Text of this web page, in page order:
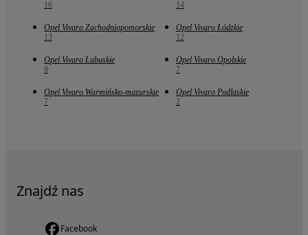
16
14
Opel Vivaro Zachodniopomorskie
13
Opel Vivaro Łódzkie
12
Opel Vivaro Lubuskie
9
Opel Vivaro Opolskie
7
Opel Vivaro Warmińsko-mazurskie
7
Opel Vivaro Podlaskie
2
Znajdź nas
Facebook